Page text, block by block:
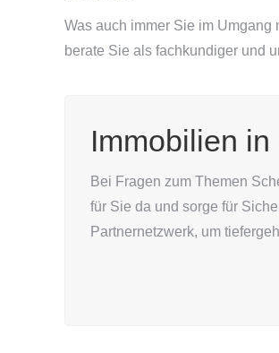
Was auch immer Sie im
berate Sie als fachkundiger und
Immobilien
Bei Fragen zum Themen
für Sie da und sorge für
Partnernetzwerk, um